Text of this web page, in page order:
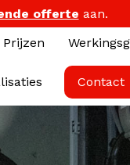
offerte aan.
Prijzen
Contact